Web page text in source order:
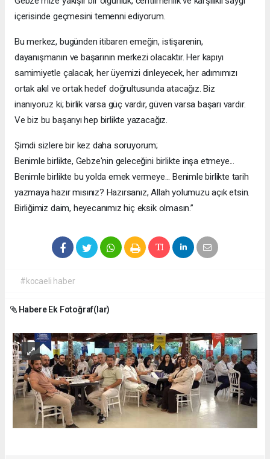
içerisinde geçmesini temenni ediyorum.
Bu merkez, bugünden itibaren emeğin, istişarenin,
dayanışmanın ve başarının merkezi olacaktır. Her kapıyı
samimiyetle çalacak, her üyemizi dinleyecek, her adımımızı
ortak akıl ve ortak hedef doğrultusunda atacağız. Biz
inanıyoruz ki; birlik varsa güç vardır, güven varsa başarı vardır.
Ve biz bu başarıyı hep birlikte yazacağız.
Şimdi sizlere bir kez daha soruyorum;
Benimle birlikte, Gebze'nin geleceğini birlikte inşa etmeye...
Benimle birlikte bu yolda emek vermeye... Benimle birlikte tarih
yazmaya hazır mısınız? Hazırsanız, Allah yolumuzu açık etsin.
Birliğimiz daim, heyecanımız hiç eksik olmasın.”
#kocaeli haber
Habere Ek Fotoğraf(lar)